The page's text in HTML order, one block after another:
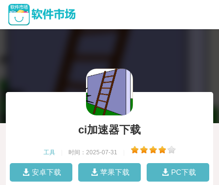
ci加速器下载
工具 时间：2025-07-31
安卓下载 苹果下载 PC下载